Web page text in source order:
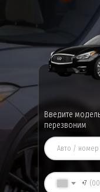
+7
Введите
перезвоним